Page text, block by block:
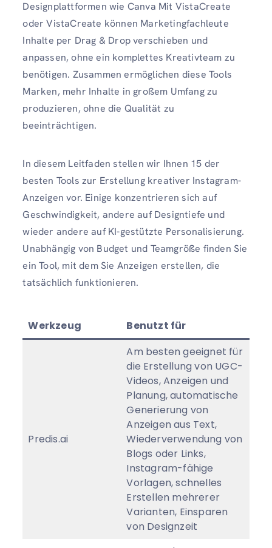
Designplattformen wie Canva Mit VistaCreate
oder VistaCreate können Marketingfachleute
Inhalte per Drag & Drop verschieben und
anpassen, ohne ein komplettes Kreativteam zu
benötigen. Zusammen ermöglichen diese Tools
Marken, mehr Inhalte in großem Umfang zu
produzieren, ohne die Qualität zu
beeinträchtigen.
In diesem Leitfaden stellen wir Ihnen 15 der
besten Tools zur Erstellung kreativer Instagram-
Anzeigen vor. Einige konzentrieren sich auf
Geschwindigkeit, andere auf Designtiefe und
wieder andere auf KI-gestützte Personalisierung.
Unabhängig von Budget und Teamgröße finden Sie
ein Tool, mit dem Sie Anzeigen erstellen, die
tatsächlich funktionieren.
Werkzeug Benutzt für
Predis.ai
Am besten geeignet für
die Erstellung von UGC-
Videos, Anzeigen und
Planung, automatische
Generierung von
Anzeigen aus Text,
Wiederverwendung von
Blogs oder Links,
Instagram-fähige
Vorlagen, schnelles
Erstellen mehrerer
Varianten, Einsparen
von Designzeit